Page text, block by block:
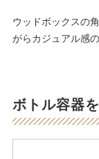
ウッドボックスの
がらカジュアル感
ボトル容器